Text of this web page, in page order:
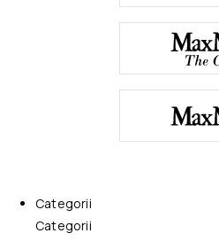
Categorii
Categorii